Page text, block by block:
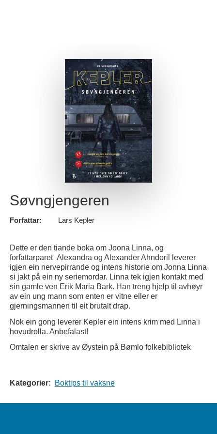
Søvngjengeren
Forfattar: Lars Kepler
Dette er den tiande boka om Joona Linna, og
forfattarparet Alexandra og Alexander Ahndoril leverer
igjen ein nervepirrande og intens historie om Jonna Linna
si jakt på ein ny seriemordar. Linna tek igjen kontakt med
sin gamle ven Erik Maria Bark. Han treng hjelp til avhøyr
av ein ung mann som enten er vitne eller er
gjerningsmannen til eit brutalt drap.
Nok ein gong leverer Kepler ein intens krim med Linna i
hovudrolla. Anbefalast!
Omtalen er skrive av Øystein på Bømlo folkebibliotek
Kategorier: Boktips til vaksne